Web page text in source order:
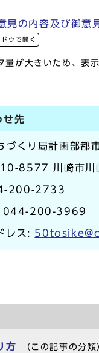
見の内容及び御
ウで開く
量が大きいため、表
せ先
づくり局計画部都
8577 川崎市川
200-2733
: 044-200-3969
レス:
方 （この記事の分類